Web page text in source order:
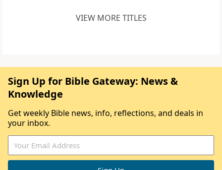
VIEW MORE TITLES
Sign Up for Bible Gateway: News &
Knowledge
Get weekly Bible news, info, reflections, and deals in
your inbox.